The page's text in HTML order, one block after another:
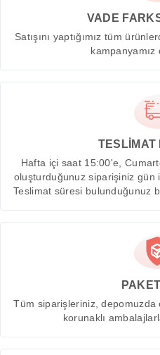
VADE
Satışını yaptığımız tüm
kampanyamız
TESLİMAT
Hafta içi saat 15:00'e,
oluşturduğunuz siparişiniz gün
Teslimat süresi bulunduğunuz
Tüm siparişleriniz, depomuzda
korunaklı